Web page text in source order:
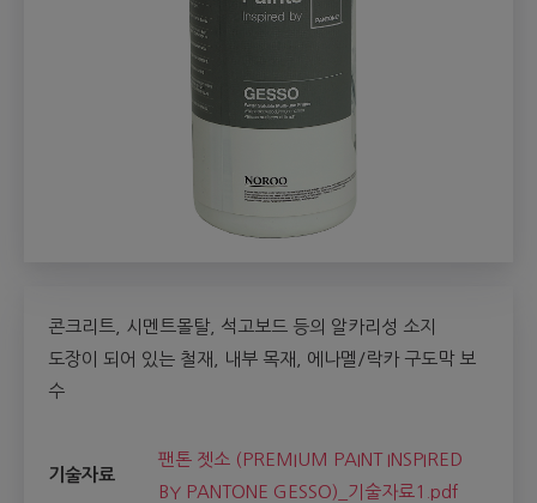
콘크리트, 시멘트몰탈, 석고보드 등의 알카리성 소지
도장이 되어 있는 철재, 내부 목재, 에나멜/락카 구도막 보
수
기술자료
팬톤 젯소 (PREMIUM PAINT INSPIRED
BY PANTONE GESSO)_기술자료1.pdf